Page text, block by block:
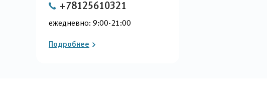
+78125610321
ежедневно: 9:00-21:00
Подробнее